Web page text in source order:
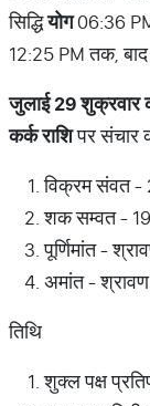
सिद्धियोग06:36
12:25 PM तक,
जुलाई 29 शुक्रवार
कर्क राशिपर संचार
विक्रम संवत -
शक सम्वत -
पूर्णिमांत -
अमांत - श्रावण
तिथि
शुक्ल पक्ष